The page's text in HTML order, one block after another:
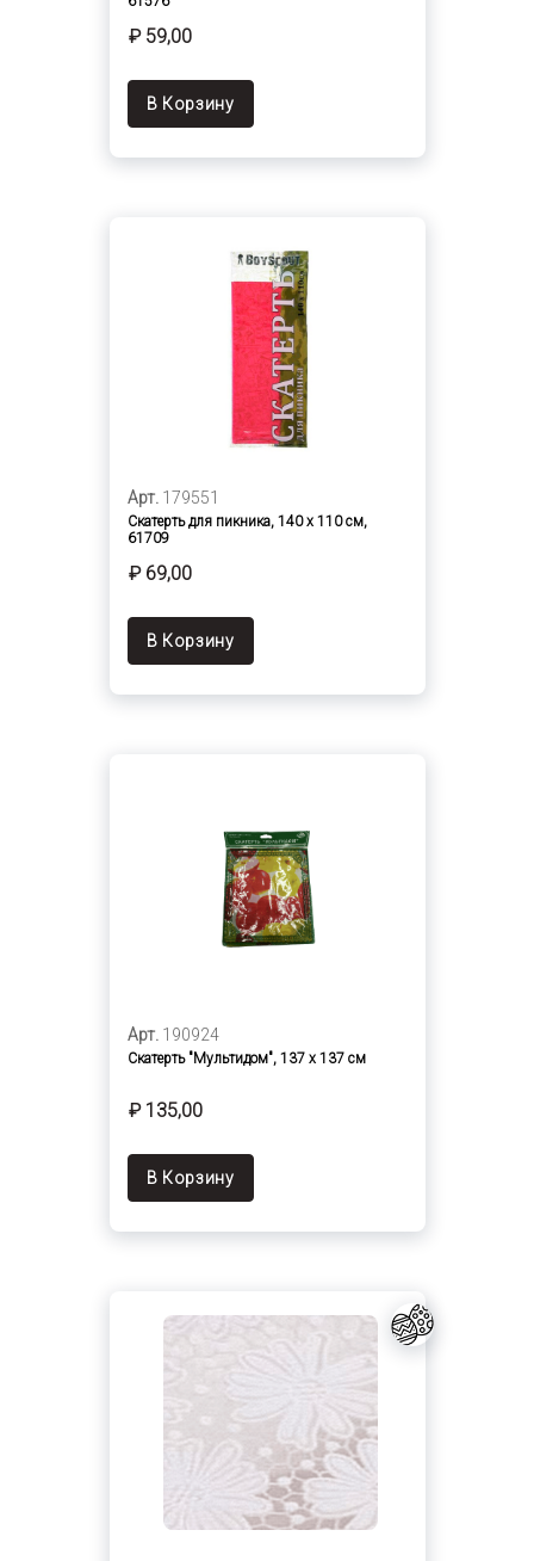
₽ 59,00
В Корзину
Арт. 179551
Скатерть для пикника, 140 x 110 см,
61709
₽ 69,00
В Корзину
Арт. 190924
Скатерть "Мультидом", 137 х 137 см
₽ 135,00
В Корзину